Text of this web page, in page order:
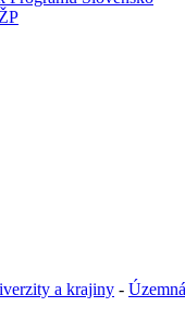
a krajiny -